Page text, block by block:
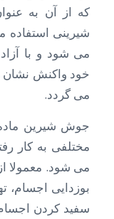
که از آن به
شیرینی
می شود و با
خود واکنش
می گردد.
جوش شیرین
مختلفی به کار
می شود. معمولا
بوزدایی اجسام،
سفید کردن